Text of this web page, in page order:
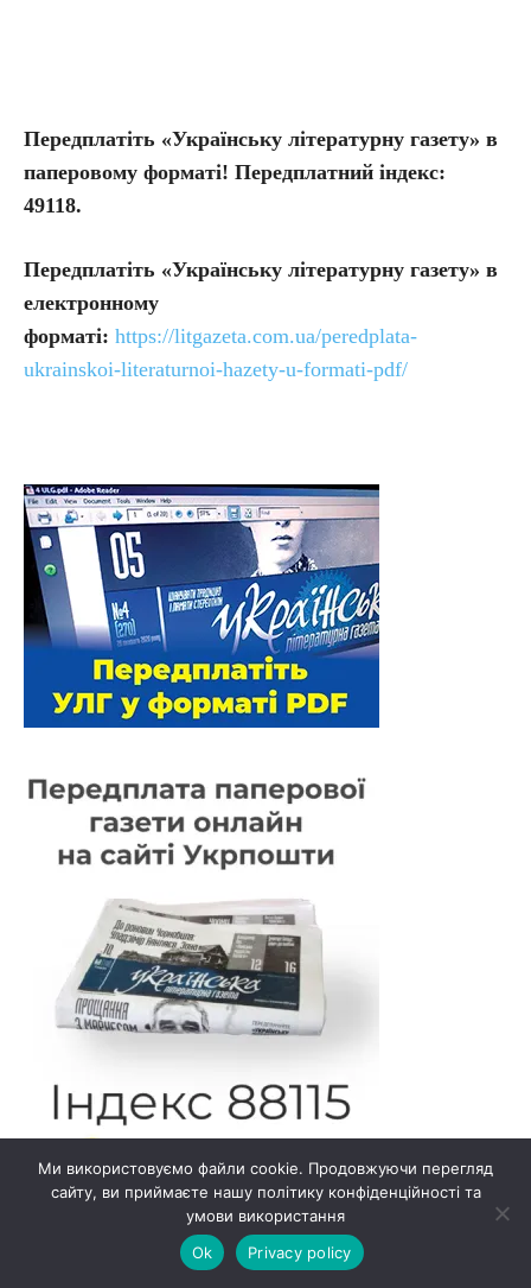
Передплатіть «Українську літературну газету» в
паперовому форматі! Передплатний індекс:
49118.
Передплатіть «Українську літературну газету» в
електронному
форматі: https://litgazeta.com.ua/peredplata-
ukrainskoi-literaturnoi-hazety-u-formati-pdf/
Ми використовуємо файли cookie. Продовжуючи перегляд
сайту, ви приймаєте нашу політику конфіденційності та
умови використання
Ok
Privacy policy